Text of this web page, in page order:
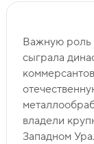
Важную роль
сыграла
владели
Западном